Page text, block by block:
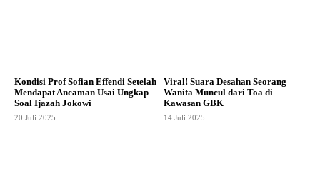
Kondisi Prof Sofian Effendi Setelah
Mendapat Ancaman Usai Ungkap
Soal Ijazah Jokowi
20 Juli 2025
Viral! Suara Desahan Seorang
Wanita Muncul dari Toa di
Kawasan GBK
14 Juli 2025